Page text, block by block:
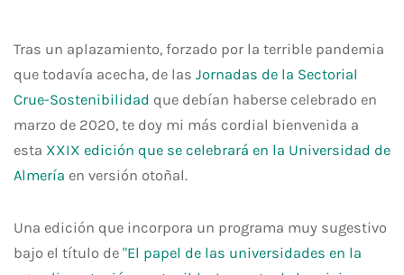
Tras un aplazamiento, forzado por la terrible pandemia
que todavía acecha, de las Jornadas de la Sectorial
Crue-Sostenibilidad que debían haberse celebrado en
marzo de 2020, te doy mi más cordial bienvenida a
esta XXIX edición que se celebrará en la Universidad de
Almería en versión otoñal.
Una edición que incorpora un programa muy sugestivo
bajo el título de "El papel de las universidades en la